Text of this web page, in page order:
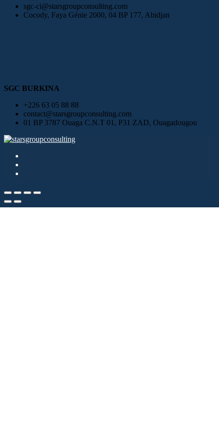
sgc-ci@starsgroupconsulting.com
Cocody, Faya Génie 2000, 04 BP 177, Abidjan
SGC BURKINA
+226 63 05 88 88
contact@starsgroupconsulting.com
01 BP 3787 Ouaga C.N.T 01, P31 ZAD, Ouagadougou